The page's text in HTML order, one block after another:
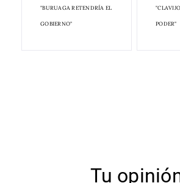
"BURUAGA RETENDRÍA EL
GOBIERNO" PODER"
Tu